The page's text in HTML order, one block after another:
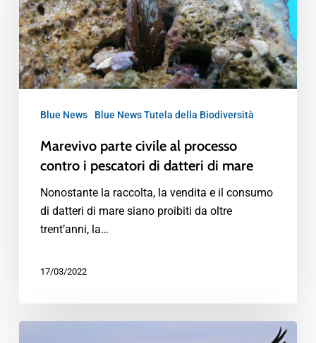
Blue News Blue News Tutela della Biodiversità
Marevivo parte civile al processo
contro i pescatori di datteri di mare
Nonostante la raccolta, la vendita e il consumo
di datteri di mare siano proibiti da oltre
trent’anni, la…
17/03/2022